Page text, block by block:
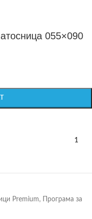
055×090
1
Premium,
Програма за